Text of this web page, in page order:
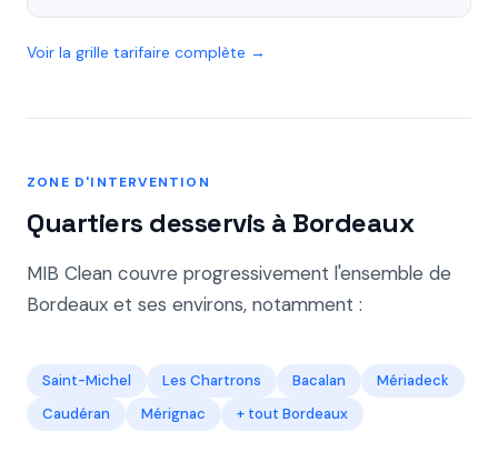
Voir la grille tarifaire complète →
ZONE D'INTERVENTION
Quartiers desservis à Bordeaux
MIB Clean couvre progressivement l'ensemble de
Bordeaux et ses environs, notamment :
Saint-Michel Les Chartrons Bacalan
Mériadeck
Caudéran
Mérignac + tout Bordeaux